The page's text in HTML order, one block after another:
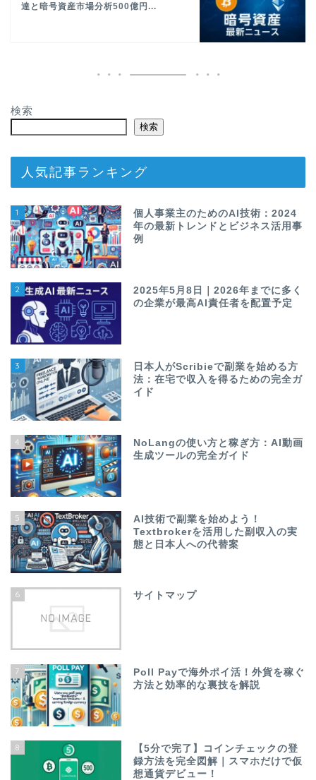
達と暗号資産市場分析500億円...
検索
検索
人気記事ランキング
1
個人事業主のためのAI技術：2024
年の最新トレンドとビジネス活用事
例
2
2025年5月8日｜2026年までに多く
の企業が最高AI責任者を配置予定
3
日本人がScribieで副業を始める方
法：在宅で収入を得るための完全ガ
イド
4
NoLangの使い方と稼ぎ方：AI動画
生成ツールの完全ガイド
5
AI技術で副業を始めよう！
Textbrokerを活用した副収入の実
態と日本人への代替案
6 サイトマップ
7
Poll Payで海外ポイ活！外貨を稼ぐ
方法と効率的な裏技を解説
8
【5分で完了】コインチェックの登
録方法を完全図解｜スマホだけで仮
想通貨デビュー！